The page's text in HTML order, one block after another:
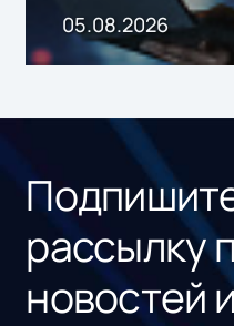
05.08.2026
рассылку
новостей